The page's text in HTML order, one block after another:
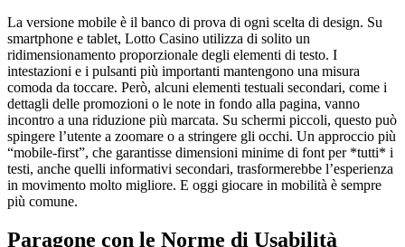
La versione mobile è il banco di prova di ogni scelta di design. Su
smartphone e tablet, Lotto Casino utilizza di solito un
ridimensionamento proporzionale degli elementi di testo. I
intestazioni e i pulsanti più importanti mantengono una misura
comoda da toccare. Però, alcuni elementi testuali secondari, come i
dettagli delle promozioni o le note in fondo alla pagina, vanno
incontro a una riduzione più marcata. Su schermi piccoli, questo può
spingere l’utente a zoomare o a stringere gli occhi. Un approccio più
“mobile-first”, che garantisse dimensioni minime di font per *tutti* i
testi, anche quelli informativi secondari, trasformerebbe l’esperienza
in movimento molto migliore. E oggi giocare in mobilità è sempre
più comune.
Paragone con le Norme di Usabilità